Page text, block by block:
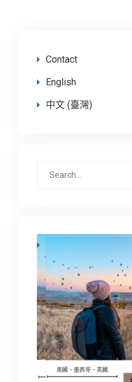
Contact
English
中文 (臺灣)